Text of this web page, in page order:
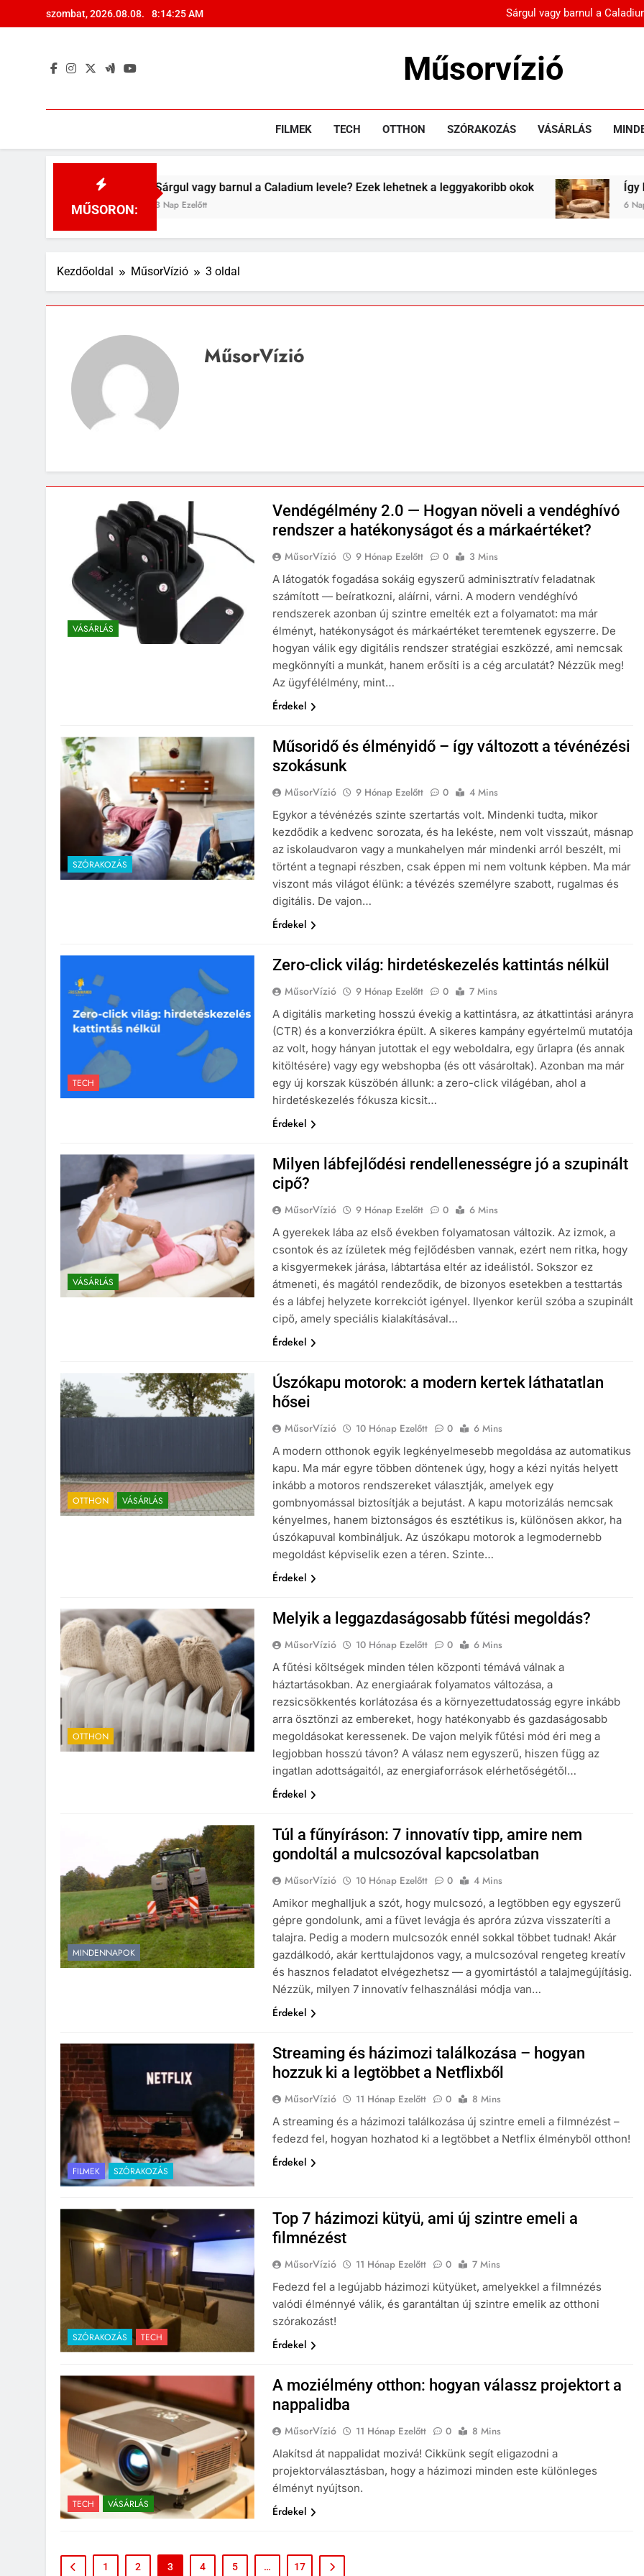
a
szombat, 2026.08.08. 8:14:26 AM
Sárgul vagy barnul a
Sárgul vagy barnul a
Műsorvízió
FILMEK TECH OTTHON SZÓRAKOZÁS VÁSÁRLÁS
MŰSORON:
Sárgul vagy barnul a Caladium levele? Ezek lehetnek a leggyakoribb okok
3 Nap Ezelőtt
Így készülj fel egy
6 Nap Ezelőtt
Kezdőoldal MűsorVízió 3 oldal
MűsorVízió
VÁSÁRLÁS
Vendégélmény 2.0 — Hogyan növeli a vendéghívó
rendszer a hatékonyságot és a márkaértéket?
MűsorVízió 9 Hónap Ezelőtt 0
3 Mins
A látogatók fogadása sokáig egyszerű adminisztratív feladatnak
számított — beíratkozni, aláírni, várni. A modern vendéghívó
rendszerek azonban új szintre emelték ezt a folyamatot: ma már
élményt, hatékonyságot és márkaértéket teremtenek egyszerre. De
hogyan válik egy digitális rendszer stratégiai eszközzé, ami nemcsak
megkönnyíti a munkát, hanem erősíti is a cég arculatát? Nézzük meg!
Az ügyfélélmény, mint…
Érdekel
SZÓRAKOZÁS
Műsoridő és élményidő – így változott a tévénézési
szokásunk
MűsorVízió 9 Hónap Ezelőtt 0
4 Mins
Egykor a tévénézés szinte szertartás volt. Mindenki tudta, mikor
kezdődik a kedvenc sorozata, és ha lekéste, nem volt visszaút, másnap
az iskolaudvaron vagy a munkahelyen már mindenki arról beszélt, mi
történt a tegnapi részben, csak éppen mi nem voltunk képben. Ma már
viszont más világot élünk: a tévézés személyre szabott, rugalmas és
digitális. De vajon…
Érdekel
TECH
Zero-click világ: hirdetéskezelés kattintás nélkül
MűsorVízió 9 Hónap Ezelőtt 0
7 Mins
A digitális marketing hosszú évekig a kattintásra, az átkattintási arányra
(CTR) és a konverziókra épült. A sikeres kampány egyértelmű mutatója
az volt, hogy hányan jutottak el egy weboldalra, egy űrlapra (és annak
kitöltésére) vagy egy webshopba (és ott vásároltak). Azonban ma már
egy új korszak küszöbén állunk: a zero-click világéban, ahol a
hirdetéskezelés fókusza kicsit…
Érdekel
VÁSÁRLÁS
Milyen lábfejlődési rendellenességre jó a szupinált
cipő?
MűsorVízió 9 Hónap Ezelőtt 0
6 Mins
A gyerekek lába az első években folyamatosan változik. Az izmok, a
csontok és az ízületek még fejlődésben vannak, ezért nem ritka, hogy
a kisgyermekek járása, lábtartása eltér az ideálistól. Sokszor ez
átmeneti, és magától rendeződik, de bizonyos esetekben a testtartás
és a lábfej helyzete korrekciót igényel. Ilyenkor kerül szóba a szupinált
cipő, amely speciális kialakításával…
Érdekel
OTTHON VÁSÁRLÁS
Úszókapu motorok: a modern kertek láthatatlan
hősei
MűsorVízió 10 Hónap Ezelőtt 0
6 Mins
A modern otthonok egyik legkényelmesebb megoldása az automatikus
kapu. Ma már egyre többen döntenek úgy, hogy a kézi nyitás helyett
inkább a motoros rendszereket választják, amelyek egy
gombnyomással biztosítják a bejutást. A kapu motorizálás nemcsak
kényelmes, hanem biztonságos és esztétikus is, különösen akkor, ha
úszókapuval kombináljuk. Az úszókapu motorok a legmodernebb
megoldást képviselik ezen a téren. Szinte…
Érdekel
OTTHON
Melyik a leggazdaságosabb fűtési megoldás?
MűsorVízió 10 Hónap Ezelőtt 0
6 Mins
A fűtési költségek minden télen központi témává válnak a
háztartásokban. Az energiaárak folyamatos változása, a
rezsicsökkentés korlátozása és a környezettudatosság egyre inkább
arra ösztönzi az embereket, hogy hatékonyabb és gazdaságosabb
megoldásokat keressenek. De vajon melyik fűtési mód éri meg a
legjobban hosszú távon? A válasz nem egyszerű, hiszen függ az
ingatlan adottságaitól, az energiaforrások elérhetőségétől…
Érdekel
MINDENNAPOK
Túl a fűnyíráson: 7 innovatív tipp, amire nem
gondoltál a mulcsozóval kapcsolatban
MűsorVízió 10 Hónap Ezelőtt 0
4 Mins
Amikor meghalljuk a szót, hogy mulcsozó, a legtöbben egy egyszerű
gépre gondolunk, ami a füvet levágja és apróra zúzva visszateríti a
talajra. Pedig a modern mulcsozók ennél sokkal többet tudnak! Akár
gazdálkodó, akár kerttulajdonos vagy, a mulcsozóval rengeteg kreatív
és hasznos feladatot elvégezhetsz — a gyomirtástól a talajmegújításig.
Nézzük, milyen 7 innovatív felhasználási módja van…
Érdekel
FILMEK SZÓRAKOZÁS
Streaming és házimozi találkozása – hogyan
hozzuk ki a legtöbbet a Netflixből
MűsorVízió 11 Hónap Ezelőtt 0
8 Mins
A streaming és a házimozi találkozása új szintre emeli a filmnézést –
fedezd fel, hogyan hozhatod ki a legtöbbet a Netflix élményből otthon!
Érdekel
SZÓRAKOZÁS TECH
Top 7 házimozi kütyü, ami új szintre emeli a
filmnézést
MűsorVízió 11 Hónap Ezelőtt 0
7 Mins
Fedezd fel a legújabb házimozi kütyüket, amelyekkel a filmnézés
valódi élménnyé válik, és garantáltan új szintre emelik az otthoni
szórakozást!
Érdekel
TECH VÁSÁRLÁS
A moziélmény otthon: hogyan válassz projektort a
nappalidba
MűsorVízió 11 Hónap Ezelőtt 0
8 Mins
Alakítsd át nappalidat mozivá! Cikkünk segít eligazodni a
projektorválasztásban, hogy a házimozi minden este különleges
élményt nyújtson.
Érdekel
1 2 3 4 5 … 17